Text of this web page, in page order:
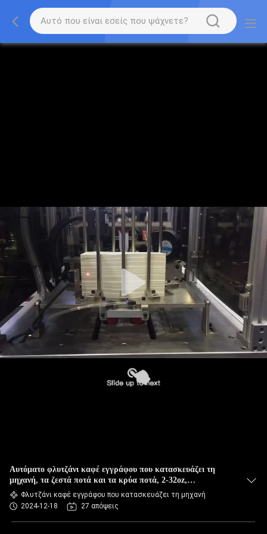
Αυτόματο φλυτζάνι καφέ εγγράφου που κατασκευάζει τη
μηχανή, τα ζεστά ποτά και τα κρύα ποτά, 2-32oz,
υπερηχητική σφράγιση
Φλυτζάνι καφέ εγγράφου που κατασκευάζει τη μηχανή
2024-12-18
27 απόψεις